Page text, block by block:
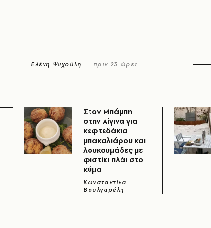
Ελένη Ψυχούλη πριν 23 ώρες
Στον Μπάμπη
στην Αίγινα για
κεφτεδάκια
μπακαλιάρου και
λουκουμάδες με
φιστίκι πλάι στο
κύμα
Κωνσταντίνα
Βουλγαρέλη